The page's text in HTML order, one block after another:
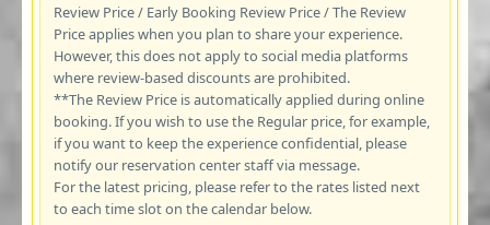
Review Price / Early Booking Review Price / The Review
Price applies when you plan to share your experience.
However, this does not apply to social media platforms
where review-based discounts are prohibited.
**The Review Price is automatically applied during online
booking. If you wish to use the Regular price, for example,
if you want to keep the experience confidential, please
notify our reservation center staff via message.
For the latest pricing, please refer to the rates listed next
to each time slot on the calendar below.